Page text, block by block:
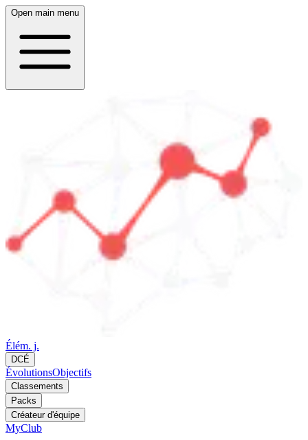
Open main menu
Élém. j.
DCÉ
ÉvolutionsObjectifs
Classements
Packs
Créateur d'équipe
MyClub